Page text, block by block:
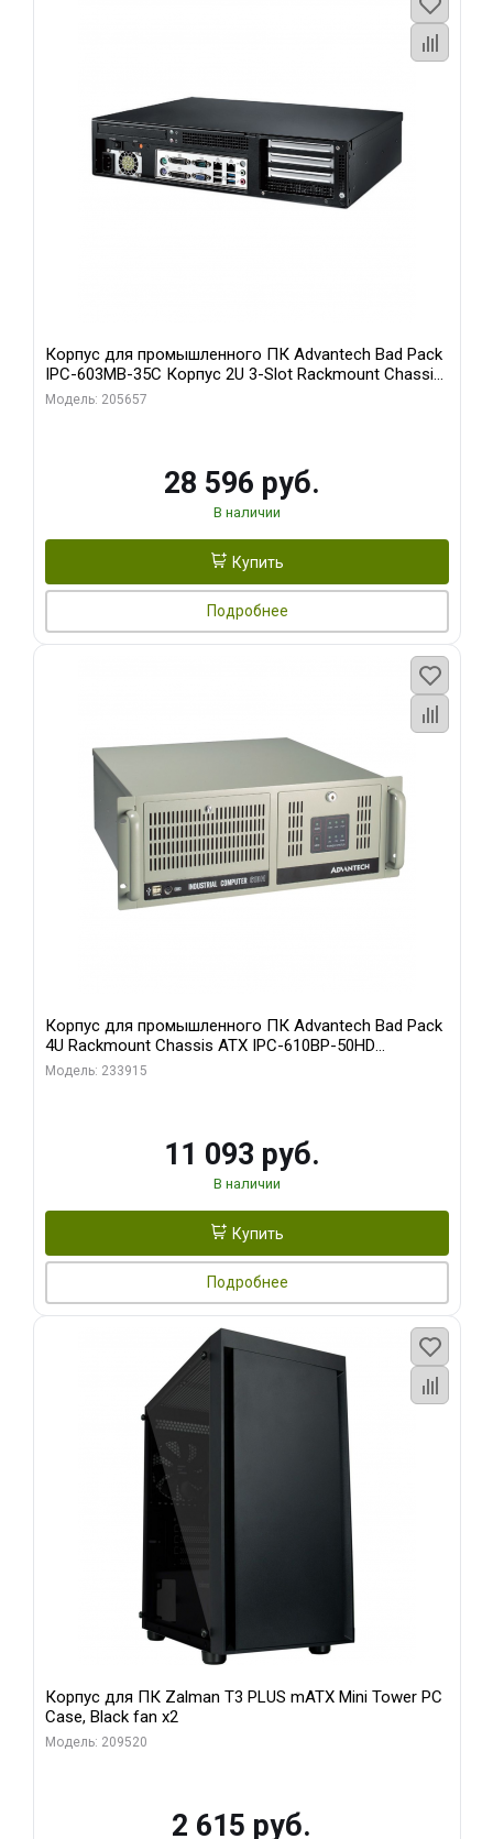
Корпус для промышленного ПК Advantech Bad Pack
IPC-603MB-35C Корпус 2U 3-Slot Rackmount Chassis
for ATX/MicroATX Motherboard with Front I Advantech
Модель: 205657
28 596 руб.
В наличии
Купить
Подробнее
Корпус для промышленного ПК Advantech Bad Pack
4U Rackmount Chassis ATX IPC-610BP-50HD
Advantech 15 слотов, отсеки 3x5.25", 1x3.5", 2xUSB,
Модель: 233915
11 093 руб.
В наличии
Купить
Подробнее
Корпус для ПК Zalman T3 PLUS mATX Mini Tower PC
Case, Black fan x2
Модель: 209520
2 615 руб.